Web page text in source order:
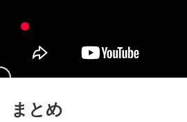
まとめ